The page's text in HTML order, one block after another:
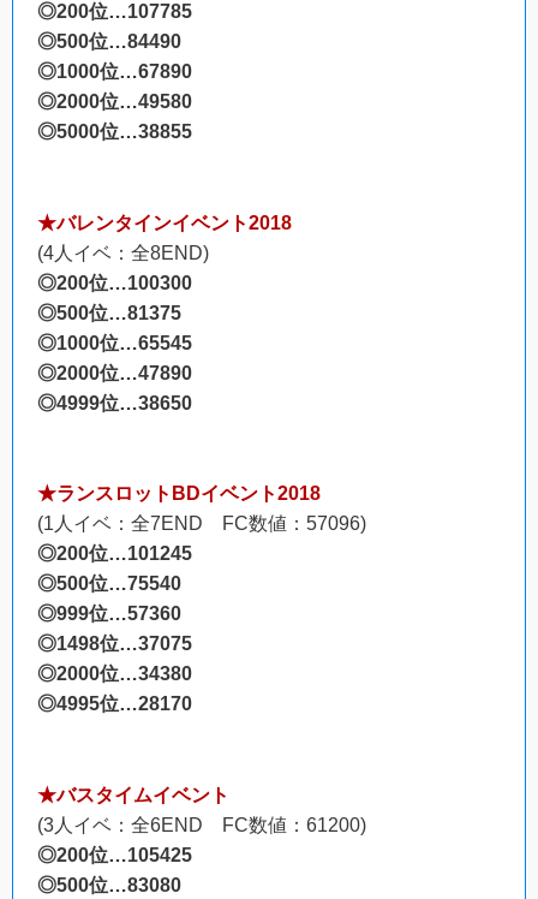
◎200位…107785
◎500位…84490
◎1000位…67890
◎2000位…49580
◎5000位…38855
★バレンタインイベント2018
(4人イベ：全8END)
◎200位…100300
◎500位…81375
◎1000位…65545
◎2000位…47890
◎4999位…38650
★ランスロットBDイベント2018
(1人イベ：全7END FC数値：57096)
◎200位…101245
◎500位…75540
◎999位…57360
◎1498位…37075
◎2000位…34380
◎4995位…28170
★バスタイムイベント
(3人イベ：全6END FC数値：61200)
◎200位…105425
◎500位…83080